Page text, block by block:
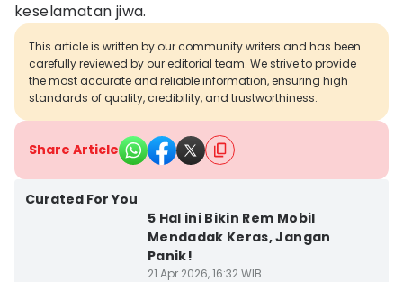
keselamatan jiwa.
This article is written by our community writers and has been
carefully reviewed by our editorial team. We strive to provide
the most accurate and reliable information, ensuring high
standards of quality, credibility, and trustworthiness.
Share Article
Curated For You
5 Hal ini Bikin Rem Mobil
Mendadak Keras, Jangan
Panik!
21 Apr 2026, 16:32 WIB